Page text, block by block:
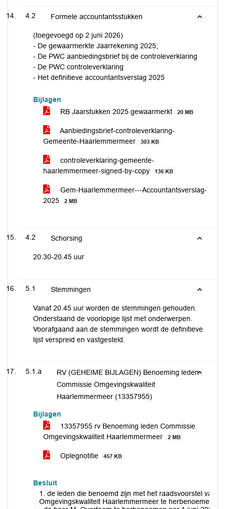
4.2 Formele accountantsstukken
(toegevoegd op 2 juni 2026)
- De gewaarmerkte Jaarrekening 2025;
- De PWC aanbiedingsbrief bij de controleverklaring
- De PWC controleverklaring
- Het definitieve accountantsverslag 2025
Bijlagen
RB Jaarstukken 2025 gewaarmerkt
20 MB
Aanbiedingsbrief-controleverklaring-
Gemeente-Haarlemmermeer
303 KB
controleverklaring-gemeente-
haarlemmermeer-signed-by-copy
136 KB
Gem-Haarlemmermeer---Accountantsverslag-
2025
2 MB
4.2 Schorsing
20.30-20.45 uur
5.1 Stemmingen
Vanaf 20.45 uur worden de stemmingen gehouden.
Onderstaand de voorlopige lijst met onderwerpen.
Voorafgaand aan de stemmingen wordt de definitieve
lijst verspreid en vastgesteld.
5.1.a
RV (GEHEIME BIJLAGEN) Benoeming leden
Commissie Omgevingskwaliteit
Haarlemmermeer (13357955)
Bijlagen
13357955 rv Benoeming leden Commissie
Omgevingskwaliteit Haarlemmermeer
2 MB
Oplegnotitie 457 KB
Besluit
1. de leden die benoemd zijn met het raadsvoorstel van
Omgevingskwaliteit Haarlemmermeer te herbenoemen